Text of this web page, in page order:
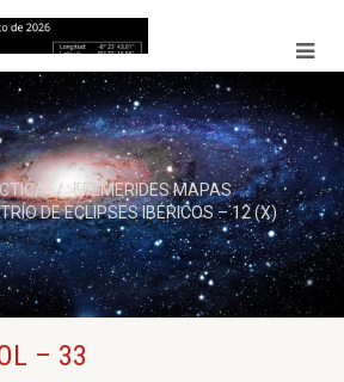
EFEMERIDES MAPAS
DE ECLIPSES IBÉRICOS – 12 (X)
– 33